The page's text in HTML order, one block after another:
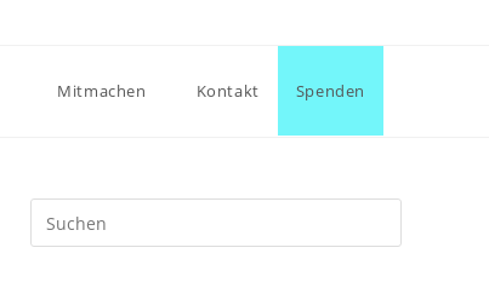
Mitmachen Kontakt Spenden
Escape